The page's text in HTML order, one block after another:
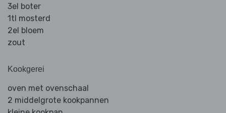
3el boter
1tl mosterd
2el bloem
zout
Kookgerei
oven met ovenschaal
2 middelgrote kookpannen